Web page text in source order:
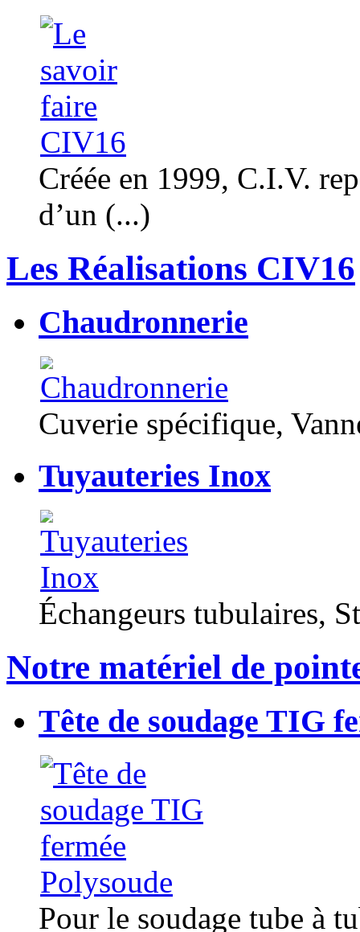
Créée en 1999, C.I.V.
d’un (...)
Les Réalisations CIV16
Chaudronnerie
Cuverie spécifique,
Tuyauteries Inox
Échangeurs tubulaires,
Notre matériel de
Tête de soudage TIG
Pour le soudage tube à